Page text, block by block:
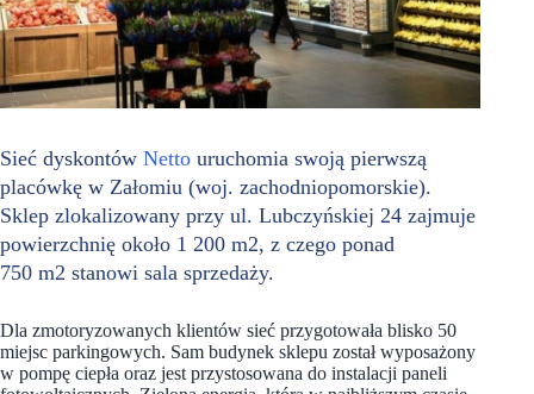
Sieć dyskontów Netto uruchomia swoją pierwszą
placówkę w Załomiu (woj. zachodniopomorskie).
Sklep zlokalizowany przy ul. Lubczyńskiej 24 zajmuje
powierzchnię około 1 200 m2, z czego ponad
750 m2 stanowi sala sprzedaży.
Dla zmotoryzowanych klientów sieć przygotowała blisko 50
miejsc parkingowych. Sam budynek sklepu został wyposażony
w pompę ciepła oraz jest przystosowana do instalacji paneli